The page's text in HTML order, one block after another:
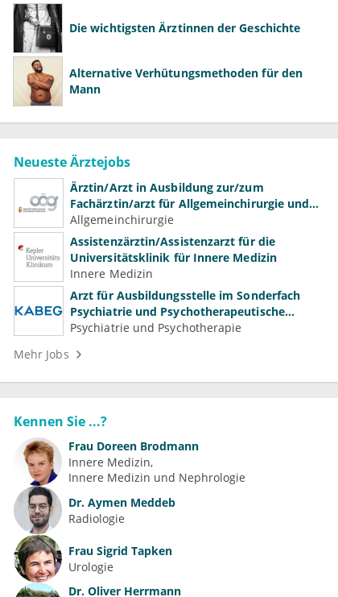
Die wichtigsten Ärztinnen der Geschichte
Alternative Verhütungsmethoden für den
Mann
Neueste Ärztejobs
Ärztin/Arzt in Ausbildung zur/zum
Fachärztin/arzt für Allgemeinchirurgie und
Gefäßchirurgie
Allgemeinchirurgie
Assistenzärztin/Assistenzarzt für die
Universitätsklinik für Innere Medizin
Innere Medizin
Arzt für Ausbildungsstelle im Sonderfach
Psychiatrie und Psychotherapeutische
Medizin (m/w/d)
Psychiatrie und Psychotherapie
Mehr Jobs
Kennen Sie ...?
Frau Doreen Brodmann
Innere Medizin
Innere Medizin und Nephrologie
Dr. Aymen Meddeb
Radiologie
Frau Sigrid Tapken
Urologie
Dr. Oliver Herrmann